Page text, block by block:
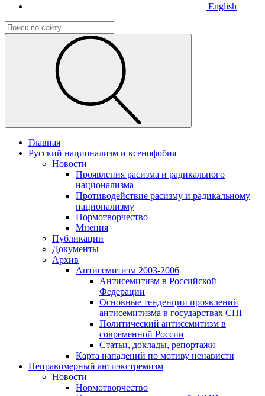
English
Главная
Русский национализм и ксенофобия
Новости
Проявления расизма и радикального
национализма
Противодействие расизму и радикальному
национализму
Нормотворчество
Мнения
Публикации
Документы
Архив
Антисемитизм 2003-2006
Антисемитизм в Российской
Федерации
Основные тенденции проявлений
антисемитизма в государствах СНГ
Политический антисемитизм в
современной России
Статьи, доклады, репортажи
Карта нападений по мотиву ненависти
Неправомерный антиэкстремизм
Новости
Нормотворчество